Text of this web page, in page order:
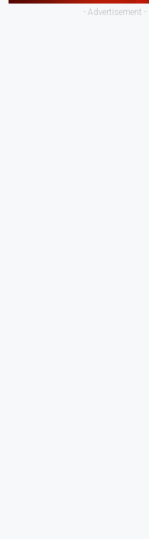
- Advertisement -